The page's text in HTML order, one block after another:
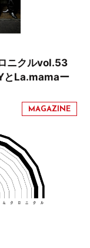
ニクルvol.53
とLa.mamaー